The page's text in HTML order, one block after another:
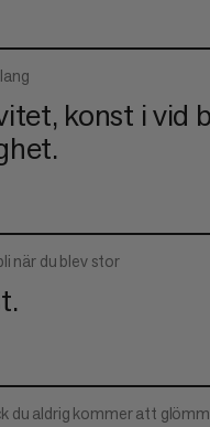
konst i vid
när du blev stor
du aldrig kommer att